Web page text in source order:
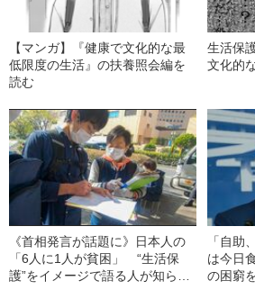
【マンガ】『健康で文化的な最
低限度の生活』の扶養照会編を
読む
生活保
文化的
《首相発言が話題に》日本人の
「6人に1人が貧困」 “生活保
護”をイメージで語る人が知らな
「自助
は今日
の困窮